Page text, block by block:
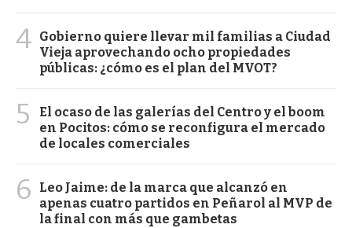
4 Gobierno quiere llevar mil familias a Ciudad
Vieja aprovechando ocho propiedades
públicas: ¿cómo es el plan del MVOT?
5
El ocaso de las galerías del Centro y el boom
en Pocitos: cómo se reconfigura el mercado
de locales comerciales
6
Leo Jaime: de la marca que alcanzó en
apenas cuatro partidos en Peñarol al MVP de
la final con más que gambetas